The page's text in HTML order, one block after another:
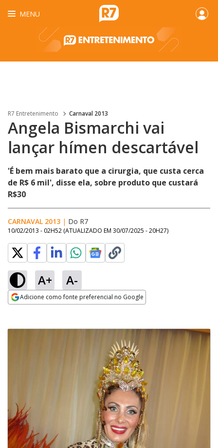
MENU
R7 Entretenimento Carnaval 2013
Angela Bismarchi vai
lançar hímen descartável
'É bem mais barato que a cirurgia, que custa cerca
de R$ 6 mil', disse ela, sobre produto que custará
R$30
CARNAVAL 2013 | Do R7
10/02/2013 - 02H52 (ATUALIZADO EM 30/07/2025 - 20H27)
A+ A-
Adicione como fonte preferencial no Google